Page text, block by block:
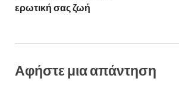
ερωτική σας ζωή
Αφήστε μια απάντηση